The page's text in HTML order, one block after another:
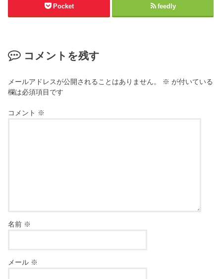
Pocket feedly
コメントを残す
メールアドレスが公開されることはありません。 ※ が付いている
欄は必須項目です
コメント ※
名前 ※
メール ※